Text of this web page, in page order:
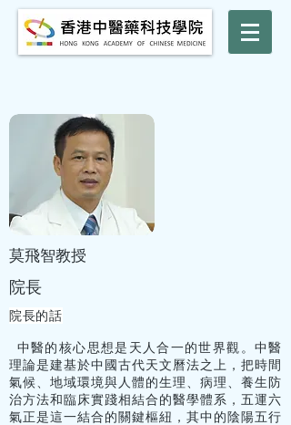
莫飛智教授
院長
院長的話
中醫的核心思想是天人合一的世界觀。中醫
理論是建基於中國古代天文曆法之上，把時間
氣候、地域環境與人體的生理、病理、養生防
治方法和臨床實踐相結合的醫學體系，五運六
氣正是這一結合的關鍵樞紐，其中的陰陽五行